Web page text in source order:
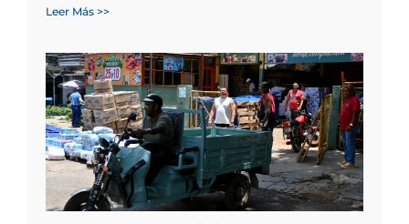
Leer Más >>